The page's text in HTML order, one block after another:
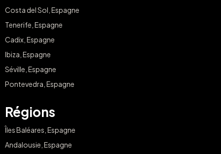
Costa del Sol, Espagne
Tenerife, Espagne
Cadix, Espagne
Ibiza, Espagne
Séville, Espagne
Pontevedra, Espagne
Régions
Îles Baléares, Espagne
Andalousie, Espagne